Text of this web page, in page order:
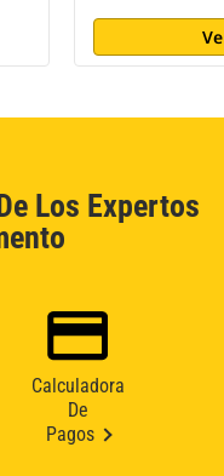
Los Expertos
Calculadora
De
Pagos